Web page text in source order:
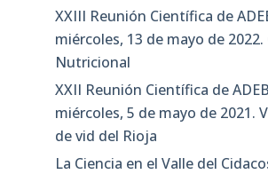
XXIII Reunión Científica de
miércoles, 13 de mayo de
Nutricional
XXII Reunión Científica de
miércoles, 5 de mayo de 2021.
de vid del Rioja
La Ciencia en el Valle del